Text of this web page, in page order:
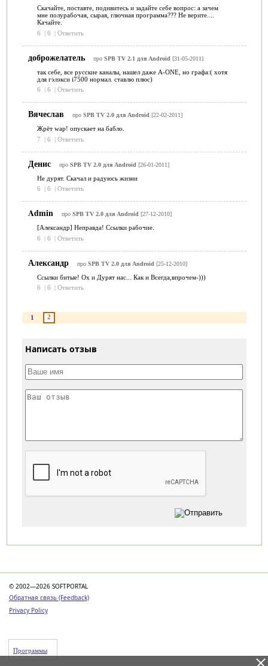
Скачайте, поставте, подивитесь и задайте себе вопрос: а зачем
мне полурабочая, сырая, глючная программа??? Не верите....
Качайте.
6
| 6 | Ответить
доброжелатель про SPB TV 2.1 для Android [31-05-2011]
так себе, все русские каналы, нашел даже A-ONE, но графа:( хотя
для гэлэкси i7500 нормал. ставлю плюс)
6
| 6 | Ответить
Вячеслав про SPB TV 2.0 для Android [22-02-2011]
Жрёт wap! опускает на бабло.
7
| 6 | Ответить
Денис про SPB TV 2.0 для Android [26-01-2011]
Не дурят. Скачал и радуюсь жизни
6
| 6 | Ответить
Admin про SPB TV 2.0 для Android [27-12-2010]
[Александр] Неправда! Ссылки рабочие.
6
| 6 | Ответить
Александр про SPB TV 2.0 для Android [25-12-2010]
Ссылки битые! Ох и Дурят нас... Как и Всегда,впрочем-)))
6
| 6 | Ответить
1 2
Написать отзыв
© 2002—2026 SOFTPORTAL
Обратная связь (Feedback)
Privacy Policy
Программы